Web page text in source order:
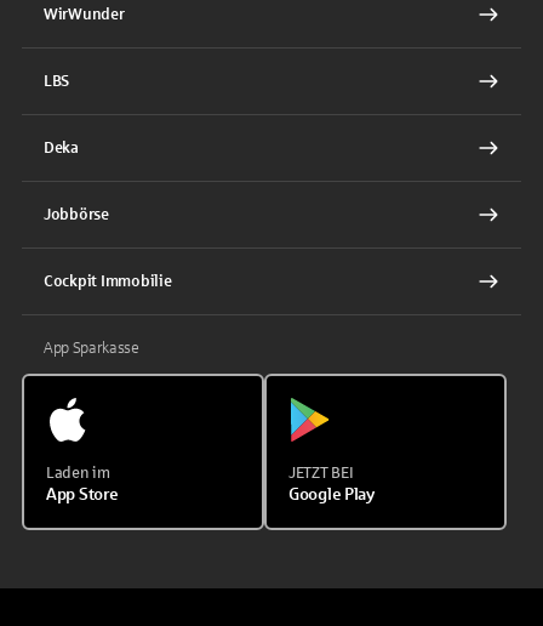
WirWunder
LBS
Deka
Jobbörse
Cockpit Immobilie
App Sparkasse
Laden im
App Store
JETZT BEI
Google Play